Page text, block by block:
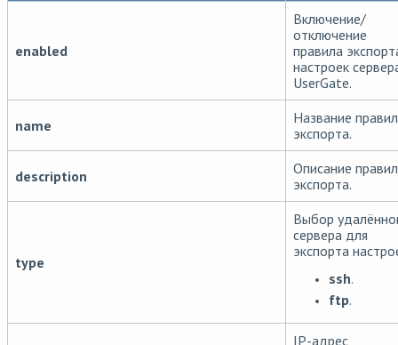
enabled
Включение/
отключение
правила
настроек
UserGate.
name
Название
экспорта.
description
Описание
экспорта.
type
Выбор
сервера для
экспорта
ssh.
ftp.
IP-адрес